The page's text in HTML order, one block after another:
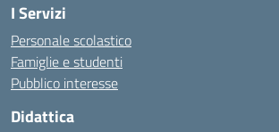
I Servizi
Personale scolastico
Famiglie e studenti
Pubblico interesse
Didattica